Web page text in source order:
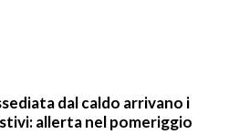
dal caldo arrivano i
allerta nel pomeriggio